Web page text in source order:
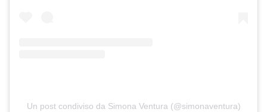
Un post condiviso da Simona Ventura (@simonaventura)